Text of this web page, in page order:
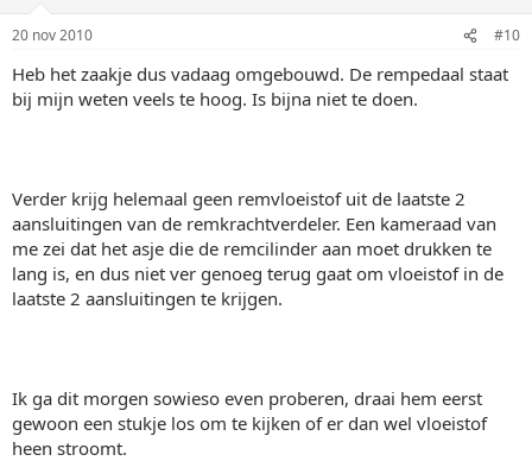
20 nov 2010 #10
Heb het zaakje dus vadaag omgebouwd. De rempedaal staat
bij mijn weten veels te hoog. Is bijna niet te doen.
Verder krijg helemaal geen remvloeistof uit de laatste 2
aansluitingen van de remkrachtverdeler. Een kameraad van
me zei dat het asje die de remcilinder aan moet drukken te
lang is, en dus niet ver genoeg terug gaat om vloeistof in de
laatste 2 aansluitingen te krijgen.
Ik ga dit morgen sowieso even proberen, draai hem eerst
gewoon een stukje los om te kijken of er dan wel vloeistof
heen stroomt.